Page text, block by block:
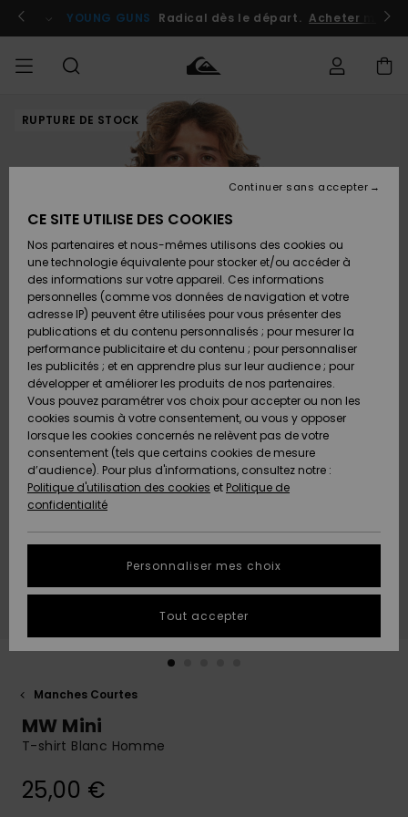
l'information
le
Se connecter / s'inscrire
YOUNG GUNS Radical dès le départ. Acheter
HOMME Vêtements
Chaussures
& Tongs
Surf
Snow
Nouveautés
A
Découvrir
Vêtements
Chaussures
& Tongs
Surf
Snow
Nouveautés
A
Découvrir
FEMME
Shop
A
Découvrir
Snow
SURF
Surf
Shop
Homme
Surf
Shop
Enfant
Highlights
Communauté
SNOW
Snow
Shop
Homme
Snow
Shop
Enfant
Snow
Shop
Femme
A
Découvrir
Communauté
OUTLET
Outlet
Homme
Enfant
Outlet
Femme
AIDE &
CONTACT
Accéder à
ma
commande
Retours
Paiement
Carte
Cadeau
Quiksilver
Freedom
Protection
des
tailles
conversation
obtenir la
à votre
MAGASINS
QUIKSILVER
RUPTURE DE STOCK
Manches Courtes
MW Mini
T-shirt Blanc Homme
25,00 €
CE SITE UTILISE DES COOKIES
Nos partenaires et nous-mêmes utilisons des cookies ou
une technologie équivalente pour stocker et/ou accéder à
des informations sur votre appareil. Ces informations
personnelles (comme vos données de navigation et votre
adresse IP) peuvent être utilisées pour vous présenter des
publications et du contenu personnalisés ; pour mesurer la
performance publicitaire et du contenu ; pour personnaliser
les publicités ; et en apprendre plus sur leur audience ; pour
développer et améliorer les produits de nos partenaires.
Vous pouvez paramétrer vos choix pour accepter ou non les
cookies soumis à votre consentement, ou vous y opposer
lorsque les cookies concernés ne relèvent pas de votre
consentement (tels que certains cookies de mesure
d’audience). Pour plus d'informations, consultez notre :
Politique d'utilisation des cookies et Politique de
confidentialité
Personnaliser mes choix
Continuer sans accepter
Tout accepter